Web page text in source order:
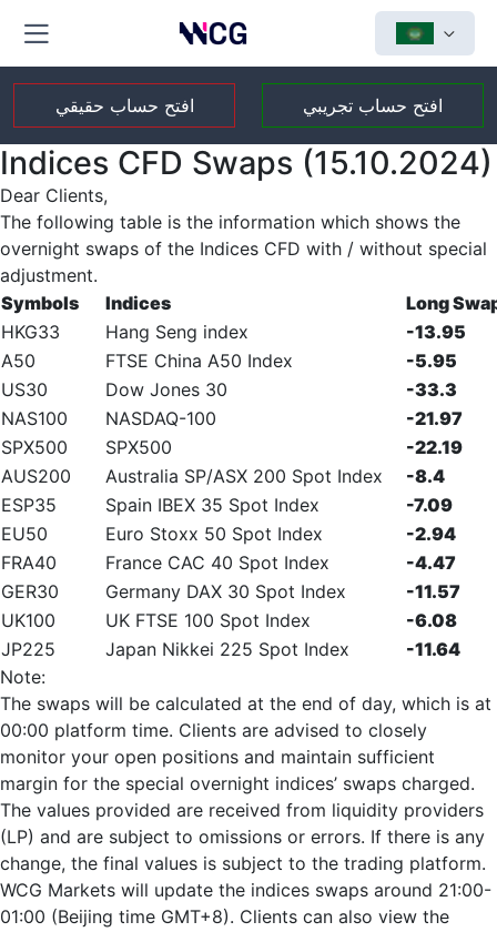
افتح حساب حقيقي افتح حساب تجريبي
Indices CFD Swaps (15.10.2024)
Dear Clients,
The following table is the information which shows the
overnight swaps of the Indices CFD with / without special
adjustment.
Symbols
Indices
Long
HKG33
Hang Seng index
-13.95
A50
FTSE China A50 Index
-5.95
US30
Dow Jones 30
-33.3
NAS100
NASDAQ-100
-21.97
SPX500
SPX500
-22.19
AUS200
Australia SP/ASX 200 Spot Index
-8.4
ESP35
Spain IBEX 35 Spot Index
-7.09
EU50
Euro Stoxx 50 Spot Index
-2.94
FRA40
France CAC 40 Spot Index
-4.47
GER30
Germany DAX 30 Spot Index
-11.57
UK100
UK FTSE 100 Spot Index
-6.08
JP225
Japan Nikkei 225 Spot Index
-11.64
Note:
The swaps will be calculated at the end of day, which is at
00:00 platform time. Clients are advised to closely
monitor your open positions and maintain sufficient
margin for the special overnight indices’ swaps charged.
The values provided are received from liquidity providers
(LP) and are subject to omissions or errors. If there is any
change, the final values is subject to the trading platform.
WCG Markets will update the indices swaps around 21:00-
01:00 (Beijing time GMT+8). Clients can also view the